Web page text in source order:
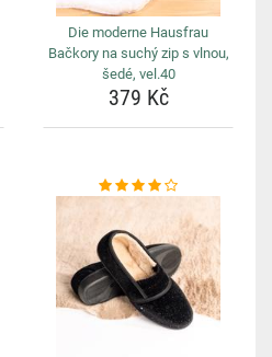
Die moderne Hausfrau
Bačkory na suchý zip s vlnou,
šedé, vel.40
379 Kč